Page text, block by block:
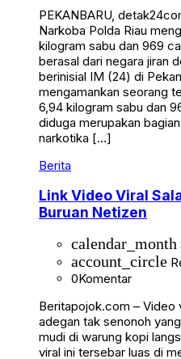
PEKANBARU,
Narkoba Polda Riau
kilogram sabu dan 969
berasal dari negara jiran
berinisial IM (24) di
mengamankan seorang
6,94 kilogram sabu dan
diduga merupakan
narkotika […]
Berita
Link Video Viral
Buruan Netizen
calendar_month
account_circle
0Komentar
Beritapojok.com – Video
adegan tak senonoh
mudi di warung kopi
viral ini tersebar luas di